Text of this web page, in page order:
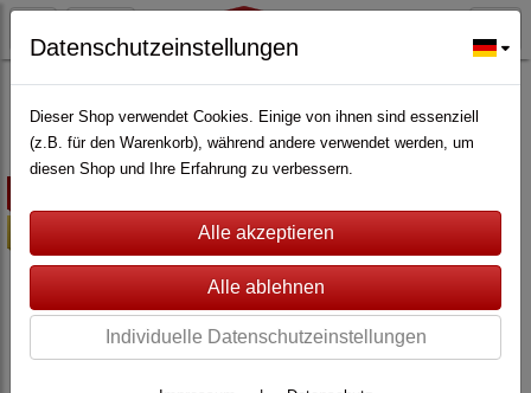
FAHRZEUG-ÜBERWACHUNG(18) CarPro-Tec® Fusion 4G(18)
Datenschutzeinstellungen
Dieser Shop verwendet Cookies. Einige von ihnen sind essenziell
(z.B. für den Warenkorb), während andere verwendet werden, um
diesen Shop und Ihre Erfahrung zu verbessern.
Individuelle Datenschutzeinstellungen